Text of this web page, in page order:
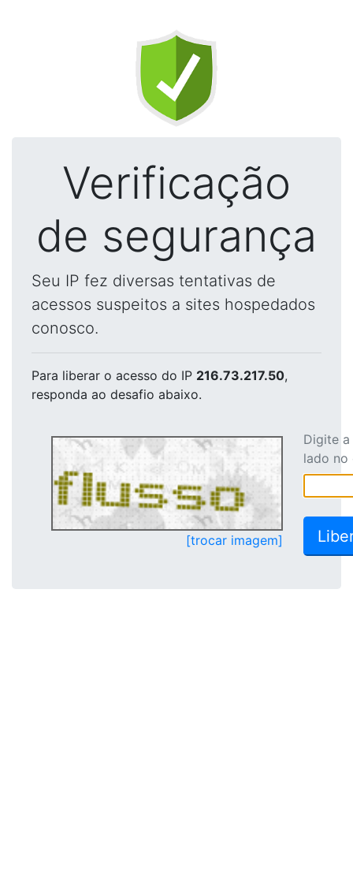
Verificação
de segurança
Seu IP fez diversas tentativas de
acessos suspeitos a sites hospedados
conosco.
Para liberar o acesso do IP 216.73.217.50,
responda ao desafio abaixo.
[trocar imagem]
Digite
lado no